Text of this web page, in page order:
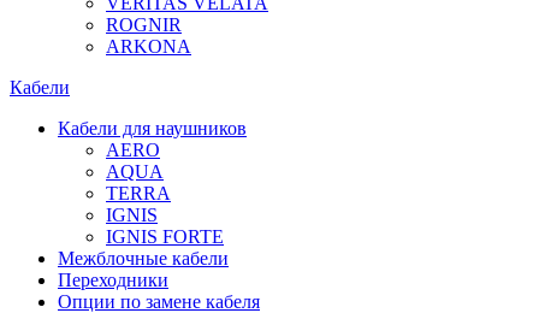
ROGNIR
ARKONA
Кабели
Кабели для наушников
AERO
AQUA
TERRA
IGNIS
IGNIS FORTE
Межблочные кабели
Переходники
Опции по замене кабеля